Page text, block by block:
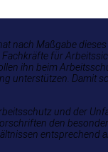
nach Maßgabe dieses
für
ihn beim
unterstützen. Damit
und der
den
entsprechend